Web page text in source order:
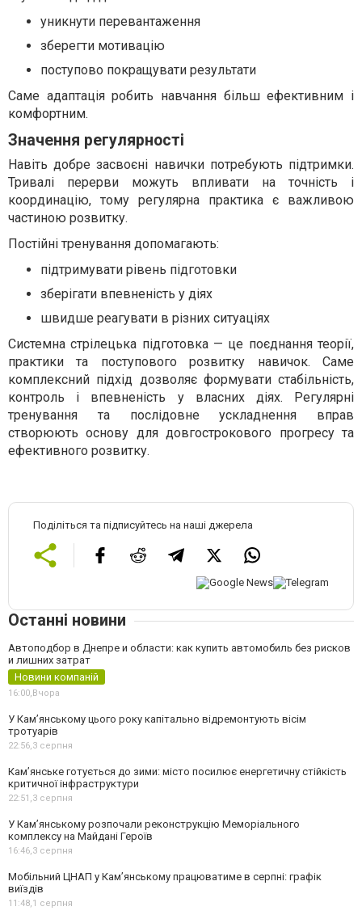
уникнути перевантаження
зберегти мотивацію
поступово покращувати результати
Саме адаптація робить навчання більш ефективним і
комфортним.
Значення регулярності
Навіть добре засвоєні навички потребують підтримки.
Тривалі перерви можуть впливати на точність і
координацію, тому регулярна практика є важливою
частиною розвитку.
Постійні тренування допомагають:
підтримувати рівень підготовки
зберігати впевненість у діях
швидше реагувати в різних ситуаціях
Системна стрілецька підготовка — це поєднання теорії,
практики та поступового розвитку навичок. Саме
комплексний підхід дозволяє формувати стабільність,
контроль і впевненість у власних діях. Регулярні
тренування та послідовне ускладнення вправ
створюють основу для довгострокового прогресу та
ефективного розвитку.
Поділіться та підписуйтесь на наші джерела
Останні новини
Автоподбор в Днепре и области: как купить автомобиль без рисков
и лишних затрат
Новини компаній
16:00,Вчора
У Кам’янському цього року капітально відремонтують вісім
тротуарів
22:56,3 серпня
Кам’янське готується до зими: місто посилює енергетичну стійкість
критичної інфраструктури
22:51,3 серпня
У Кам’янському розпочали реконструкцію Меморіального
комплексу на Майдані Героїв
16:46,3 серпня
Мобільний ЦНАП у Кам’янському працюватиме в серпні: графік
виїздів
11:48,1 серпня